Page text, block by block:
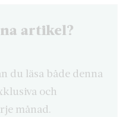
artikel?
du läsa både denna
och
månad.